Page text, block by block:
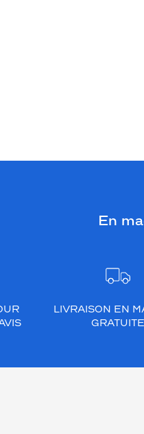
En
LIVRAISON EN
GRATUITE